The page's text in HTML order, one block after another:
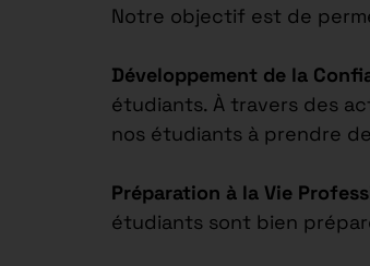
Notre objectif est de
Développement de la
étudiants. À travers des
nos étudiants à prendre
Préparation à la Vie
étudiants sont bien